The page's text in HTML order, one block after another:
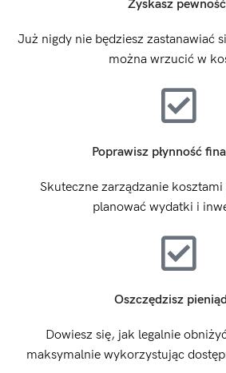
Zyskasz
Już nigdy nie będziesz zastanawiać
można wrzucić w
Poprawisz płynność
Skuteczne zarządzanie
planować wydatki i
Oszczędzisz
Dowiesz się, jak legalnie
maksymalnie wykorzystując